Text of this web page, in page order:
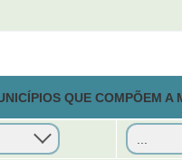
QUE COMPÕEM A